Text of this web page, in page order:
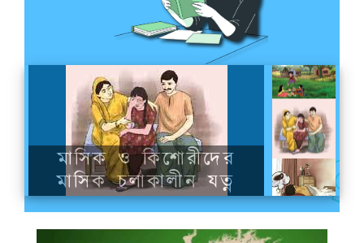
কৈশোরকাল
মাসিক ও কিশোরীদের
মাসিক চলাকালীন যত্ন